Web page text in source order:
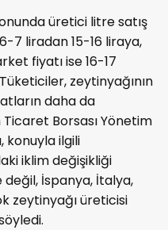
üretici litre satış
7 liradan 15-16 liraya,
fiyatı ise 16-17
zeytinyağının
daha da
Borsası Yönetim
konuyla ilgili
iklim değişikliği
değil, İspanya, İtalya,
zeytinyağı üreticisi